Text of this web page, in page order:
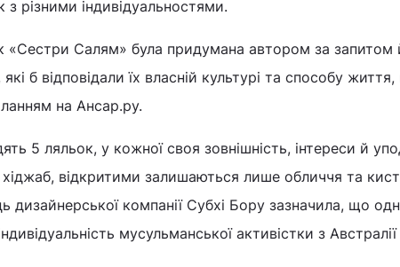
з різними індивідуальностями.
«Сестри Салям» була придумана автором за запитом
б відповідали їх власній культурі та способу
на Ансар.ру.
5 ляльок, у кожної своя зовнішність, інтереси й
відкритими залишаються лише обличчя та
дизайнерської компанії Субхі Бору зазначила, що
мусульманської активістки з